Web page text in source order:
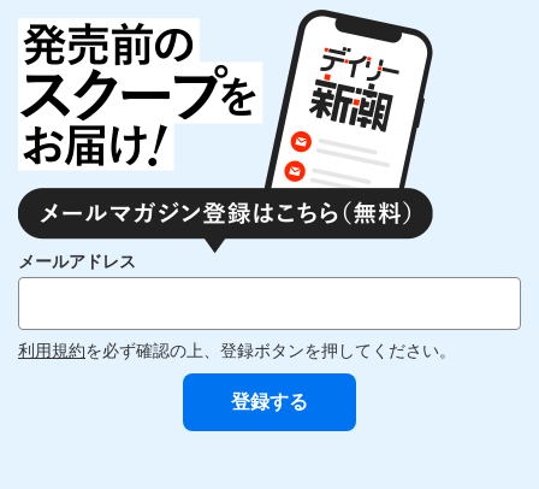
メールアドレス
利用規約を必ず確認の上、登録ボタンを押してください。